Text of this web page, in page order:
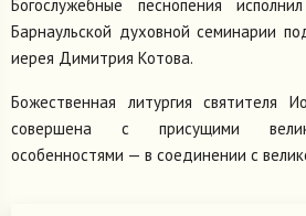
Богослужебные песнопения
Барнаульской духовной семинарии
иерея Димитрия Котова.
Божественная литургия святителя
совершена с присущими
особенностями — в соединении с